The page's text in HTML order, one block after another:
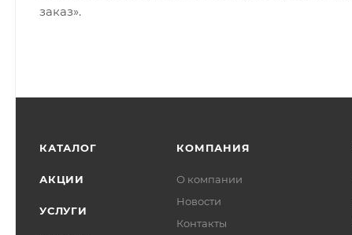
заказ».
КАТАЛОГ
АКЦИИ
УСЛУГИ
КОМПАНИЯ
О компании
Новости
Контакты